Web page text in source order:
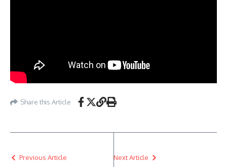
Share this Article
Previous Article Next Article